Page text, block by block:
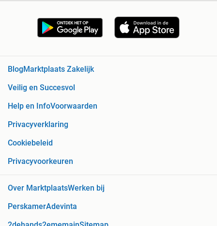
BlogMarktplaats Zakelijk
Veilig en Succesvol
Help en InfoVoorwaarden
Privacyverklaring
Cookiebeleid
Privacyvoorkeuren
Over MarktplaatsWerken bij
PerskamerAdevinta